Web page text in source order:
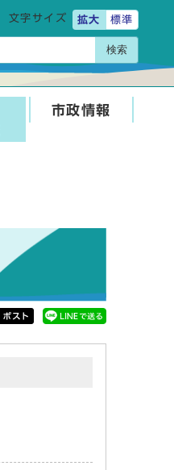
文字サイズ 拡大 標準
検索
市政情報